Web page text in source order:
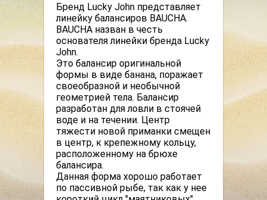
Бренд Lucky John представляет
линейку балансиров BAUCHA.
BAUCHA назван в честь
основателя линейки бренда Lucky
John.
Это балансир оригинальной
формы в виде банана, поражает
своеобразной и необычной
геометрией тела. Балансир
разработан для ловли в стоячей
воде и на течении. Центр
тяжести новой приманки смещен
в центр, к крепежному кольцу,
расположенному на брюхе
балансира.
Данная форма хорошо работает
по пассивной рыбе, так как у нее